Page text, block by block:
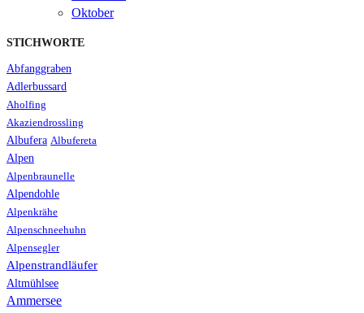
Oktober
STICHWORTE
Abfanggraben
Adlerbussard
Aholfing
Akaziendrossling
Albufera Albufereta
Alpen
Alpenbraunelle
Alpendohle
Alpenkrähe
Alpenschneehuhn
Alpensegler
Alpenstrandläufer
Altmühlsee
Ammersee